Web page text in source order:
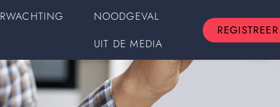
NOODGEVAL
UIT DE MEDIA
REGISTREER